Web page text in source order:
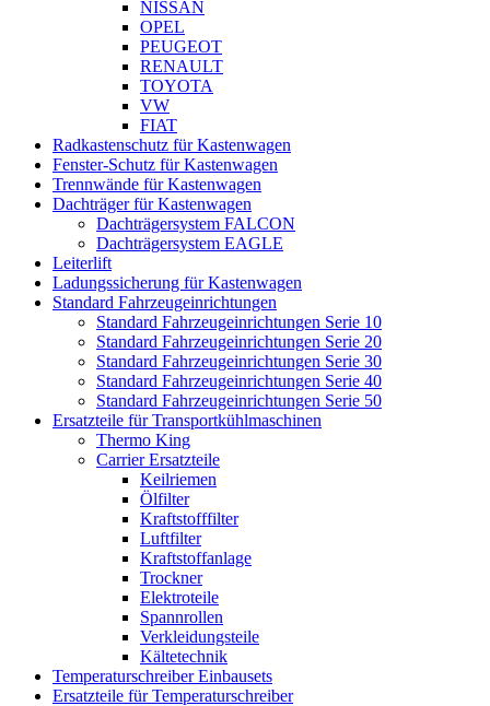
NISSAN
OPEL
PEUGEOT
RENAULT
TOYOTA
VW
FIAT
Radkastenschutz für Kastenwagen
Fenster-Schutz für Kastenwagen
Trennwände für Kastenwagen
Dachträger für Kastenwagen
Dachträgersystem FALCON
Dachträgersystem EAGLE
Leiterlift
Ladungssicherung für Kastenwagen
Standard Fahrzeugeinrichtungen
Standard Fahrzeugeinrichtungen Serie 10
Standard Fahrzeugeinrichtungen Serie 20
Standard Fahrzeugeinrichtungen Serie 30
Standard Fahrzeugeinrichtungen Serie 40
Standard Fahrzeugeinrichtungen Serie 50
Ersatzteile für Transportkühlmaschinen
Thermo King
Carrier Ersatzteile
Keilriemen
Ölfilter
Kraftstofffilter
Luftfilter
Kraftstoffanlage
Trockner
Elektroteile
Spannrollen
Verkleidungsteile
Kältetechnik
Temperaturschreiber Einbausets
Ersatzteile für Temperaturschreiber